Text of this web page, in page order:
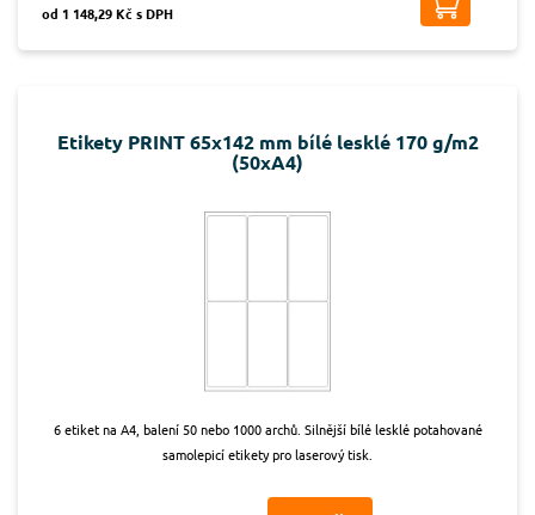
od 1 148,29 Kč s DPH
Etikety PRINT 65x142 mm bílé lesklé 170 g/m2
(50xA4)
6 etiket na A4, balení 50 nebo 1000 archů. Silnější bílé lesklé potahované
samolepicí etikety pro laserový tisk.